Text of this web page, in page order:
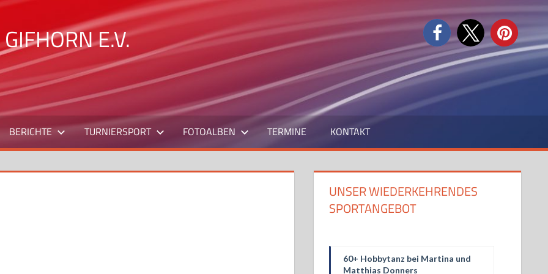
E.V.
BERICHTE TURNIERSPORT FOTOALBEN TERMINE KONTAKT
UNSER WIEDERKEHRENDES
SPORTANGEBOT